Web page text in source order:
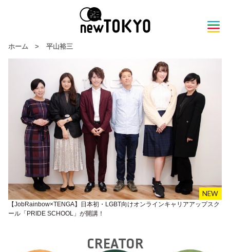
ホーム > 平山裕三
【JobRainbow×TENGA】日本初・LGBT向けオンラインキャリアアップスク
ール「PRIDE SCHOOL」が開講！
CREATOR